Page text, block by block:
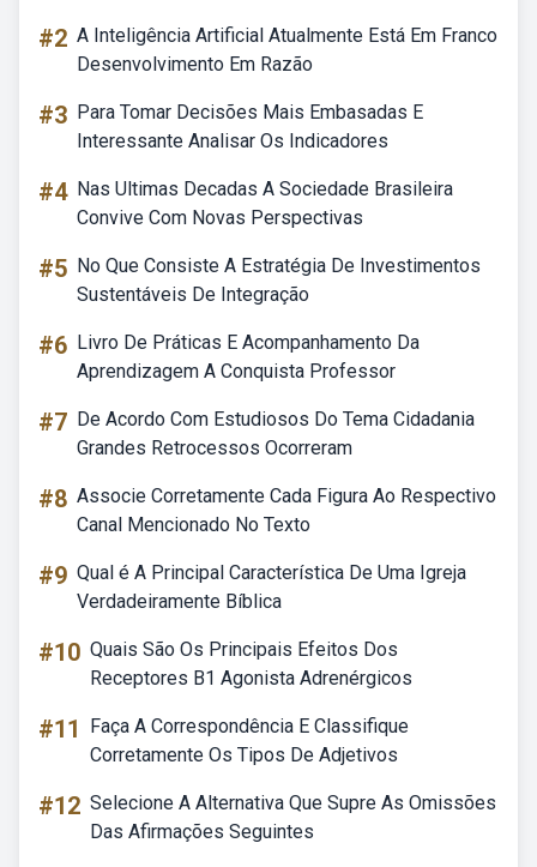
#2 A Inteligência Artificial Atualmente Está Em Franco
Desenvolvimento Em Razão
#3 Para Tomar Decisões Mais Embasadas E
Interessante Analisar Os Indicadores
#4 Nas Ultimas Decadas A Sociedade Brasileira
Convive Com Novas Perspectivas
#5 No Que Consiste A Estratégia De Investimentos
Sustentáveis De Integração
#6 Livro De Práticas E Acompanhamento Da
Aprendizagem A Conquista Professor
#7 De Acordo Com Estudiosos Do Tema Cidadania
Grandes Retrocessos Ocorreram
#8 Associe Corretamente Cada Figura Ao Respectivo
Canal Mencionado No Texto
#9 Qual é A Principal Característica De Uma Igreja
Verdadeiramente Bíblica
#10 Quais São Os Principais Efeitos Dos
Receptores B1 Agonista Adrenérgicos
#11
Faça A Correspondência E Classifique
Corretamente Os Tipos De Adjetivos
#12 Selecione A Alternativa Que Supre As Omissões
Das Afirmações Seguintes